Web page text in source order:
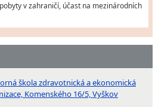
v zahraničí, účast na mezinárodních
škola zdravotnická a ekonomická
Komenského 16/5, Vyškov